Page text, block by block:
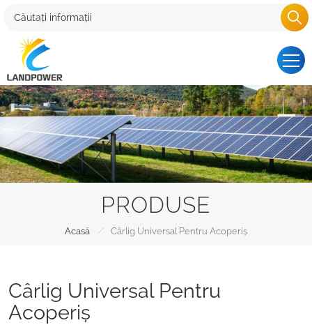
PRODUSE
Acasă / Cârlig Universal Pentru Acoperiș
Cârlig Universal Pentru
Acoperiș